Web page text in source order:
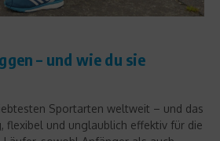
– und wie du sie
Sportarten weltweit – und das
flexibel und unglaublich effektiv für die